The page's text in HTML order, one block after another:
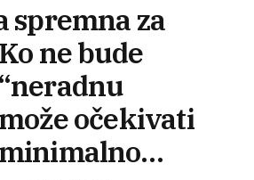
spremna za
ne bude
očekivati